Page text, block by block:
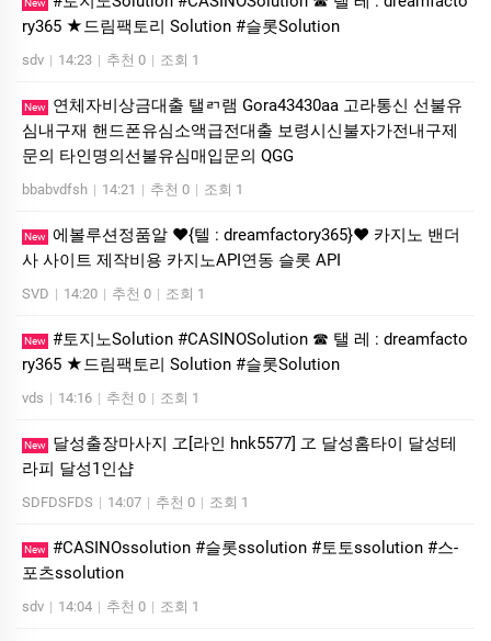
New
ry365 ★드림팩토리 Solution #슬­롯Solution
sdv | 14:23 | 추천 0 | 조회 1
New
연체자비상금대출 탤ㄺ램 Gora43430aa 고라통신 선불유
심내구재 핸드폰유심소액급전대출 보령시신불자가전내구제
문의 타인명의선불유심매입문의 QGG
bbabvdfsh | 14:21 | 추천 0 | 조회 1
New 에볼루션정품알 ❤️{텔 : dreamfactory365}❤️ 카지노 밴더
사 사이트 제작비용 카지노API연동 슬롯 API
SVD | 14:20 | 추천 0 | 조회 1
New #토지노Solution #CASINOSolution ☎ 탤 레 : dreamfacto
ry365 ★드림팩토리 Solution #슬­롯Solution
vds | 14:16 | 추천 0 | 조회 1
New
달성출장마사지 ヱ[라인 hnk5577] ヱ 달성홈타이 달성테
라피 달성1인샵
SDFDSFDS | 14:07 | 추천 0 | 조회 1
New #CASINOssolution #슬­롯ssolution #토토ssolution #스­
포츠ssolution
sdv | 14:04 | 추천 0 | 조회 1